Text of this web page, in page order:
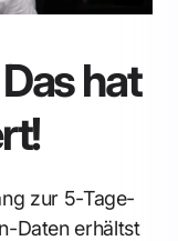
hat
zur 5-Tage-
Daten erhältst